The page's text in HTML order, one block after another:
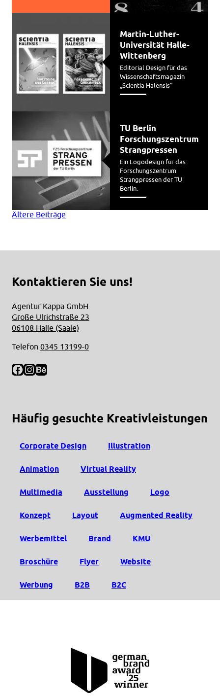
Martin-Luther-
Universität Halle-
Wittenberg
Editorial Design für das
Wissenschaftsmagazin
„Scientia Halensis“
TU Berlin
Forschungszentrum
Strangpressen
Ein Logodesign für das
Forschungszentrum
Strangpressen der TU
Berlin.
Beitragsnavigation
Ältere Beiträge
Kontaktieren Sie uns!
Agentur Kappa GmbH
Große Ulrichstraße 23
06108 Halle (Saale)
Telefon 0345 13199-0
Facebook
Instagram
Behance
Häufig gesuchte Kreativleistungen
Corporate Design Illustration
Animation Virtual Reality
Multimedia Ausstellung Logo
Konzept Layout Augmented Reality
Werbemittel Brand KMU
Broschüre Flyer Website
Werbung B2B B2C